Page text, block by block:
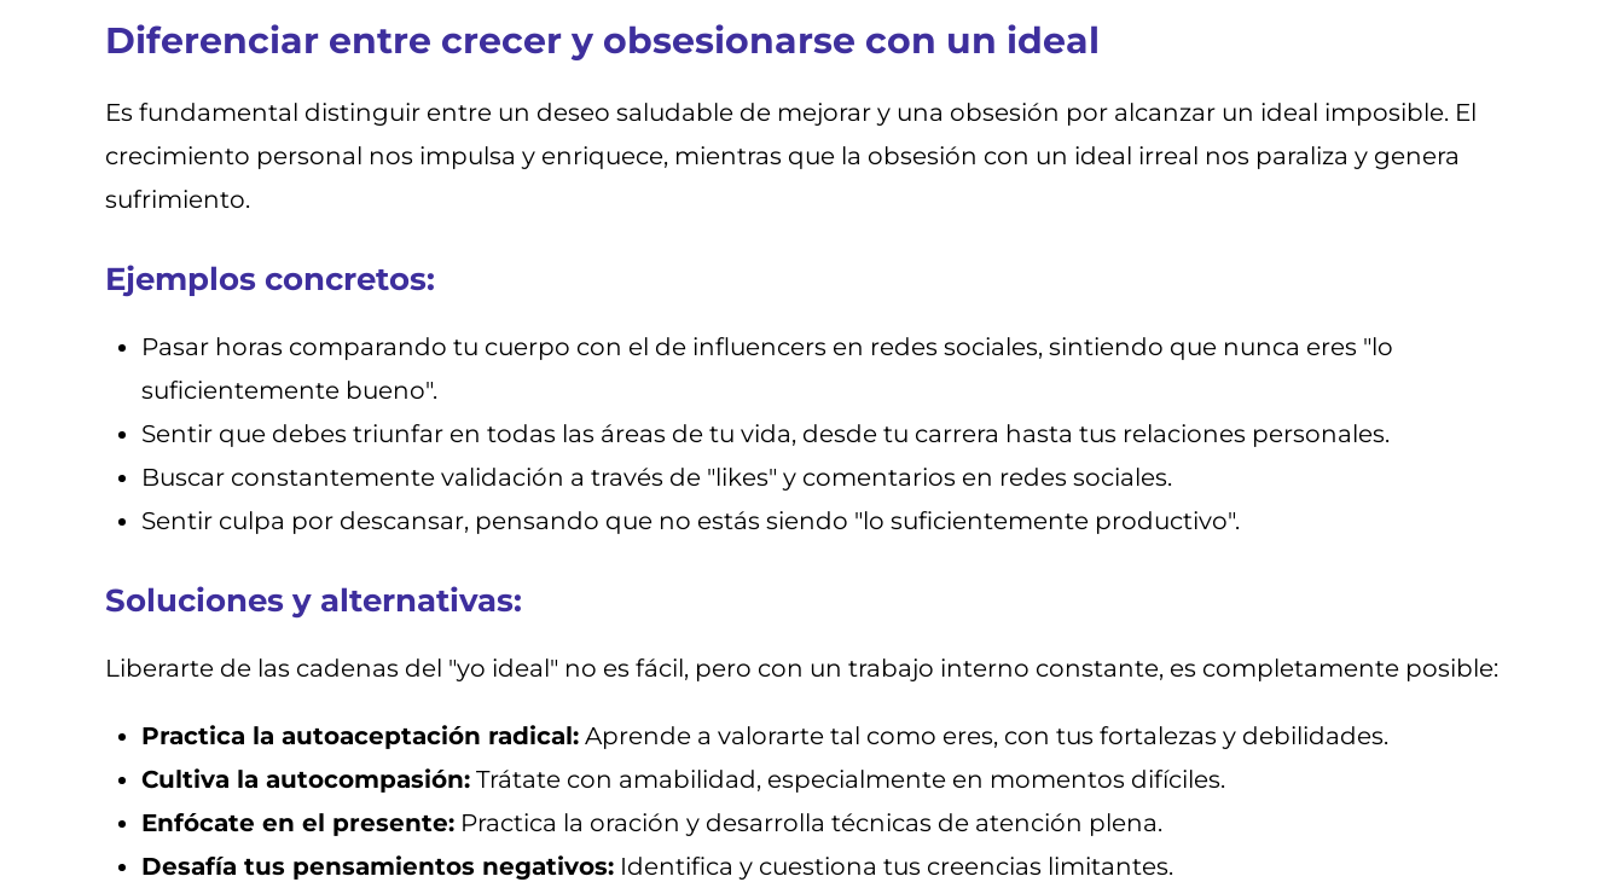
Diferenciar entre crecer y obsesionarse con un ideal
Es fundamental distinguir entre un deseo saludable de mejorar y una obsesión por alcanzar un ideal imposible. El
crecimiento personal nos impulsa y enriquece, mientras que la obsesión con un ideal irreal nos paraliza y genera
sufrimiento.
Ejemplos concretos:
Pasar horas comparando tu cuerpo con el de influencers en redes sociales, sintiendo que nunca eres "lo
suficientemente bueno".
Sentir que debes triunfar en todas las áreas de tu vida, desde tu carrera hasta tus relaciones personales.
Buscar constantemente validación a través de "likes" y comentarios en redes sociales.
Sentir culpa por descansar, pensando que no estás siendo "lo suficientemente productivo".
Soluciones y alternativas:
Liberarte de las cadenas del "yo ideal" no es fácil, pero con un trabajo interno constante, es completamente posible:
Practica la autoaceptación radical: Aprende a valorarte tal como eres, con tus fortalezas y debilidades.
Cultiva la autocompasión: Trátate con amabilidad, especialmente en momentos difíciles.
Enfócate en el presente: Practica la oración y desarrolla técnicas de atención plena.
Desafía tus pensamientos negativos: Identifica y cuestiona tus creencias limitantes.